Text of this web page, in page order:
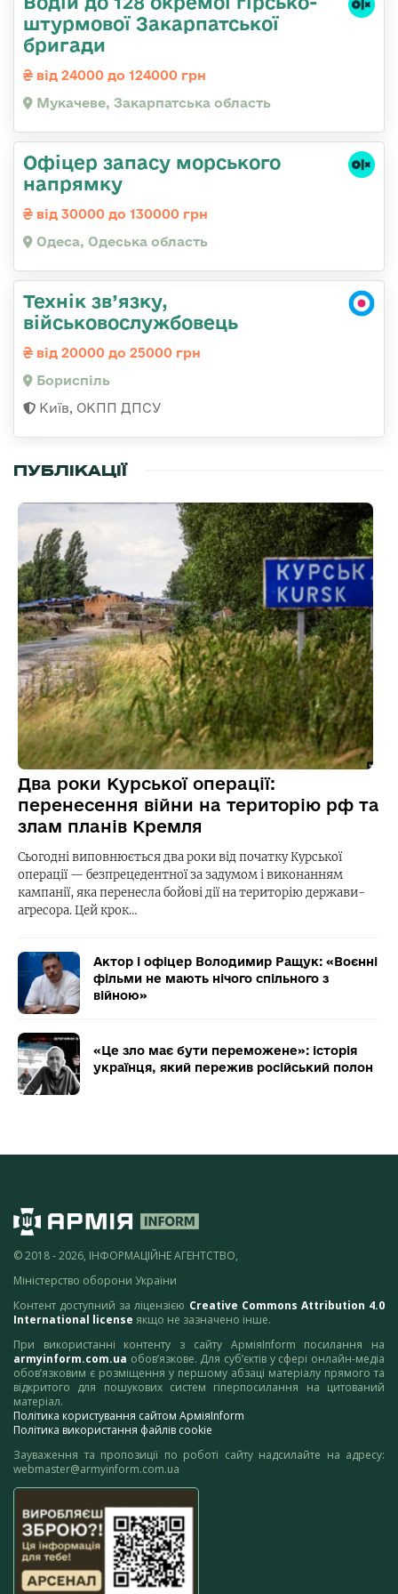
штурмової Закарпатської
бригади
від 24000 до 124000 грн
Мукачеве, Закарпатська область
Офіцер запасу морського
напрямку
від 30000 до 130000 грн
Одеса, Одеська область
Технік зв’язку,
військовослужбовець
від 20000 до 25000 грн
Бориспіль
Київ, ОКПП ДПСУ
ПУБЛІКАЦІЇ
Два роки Курської операції:
перенесення війни на територію рф та
злам планів Кремля
Сьогодні виповнюється два роки від початку Курської
операції — безпрецедентної за задумом і виконанням
кампанії, яка перенесла бойові дії на територію держави-
агресора. Цей крок…
Актор і офіцер Володимир Ращук: «Воєнні
фільми не мають нічого спільного з
війною»
«Це зло має бути переможене»: історія
українця, який пережив російський полон
© 2018 - 2026, ІНФОРМАЦІЙНЕ АГЕНТСТВО,
Міністерство оборони України
Контент доступний за ліцензією Creative Commons Attribution 4.0
International license якщо не зазначено інше.
При використанні контенту з сайту АрміяInform посилання на
armyinform.com.ua обов’язкове. Для суб’єктів у сфері онлайн-медіа
обов’язковим є розміщення у першому абзаці матеріалу прямого та
відкритого для пошукових систем гіперпосилання на цитований
матеріал.
Політика користування сайтом АрміяInform
Політика використання файлів cookie
Зауваження та пропозиції по роботі сайту надсилайте на адресу:
webmaster@armyinform.com.ua